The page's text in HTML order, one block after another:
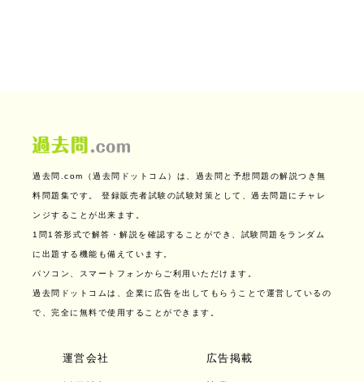
過去問.com（過去問ドットコム）は、過去問と予想問題の解説つき無
料問題集です。 登録販売者試験の試験対策として、過去問題にチャレ
ンジすることが出来ます。
1問1答形式で解答・解説を確認することができ、試験問題をランダム
に出題する機能も備えています。
パソコン、スマートフォンからご利用いただけます。
過去問ドットコムは、企業に広告を出してもらうことで運営しているの
で、完全に無料で使用することができます。
運営会社 広告掲載